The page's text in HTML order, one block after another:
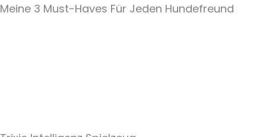
Meine 3 Must-Haves Für Jeden Hundefreund​